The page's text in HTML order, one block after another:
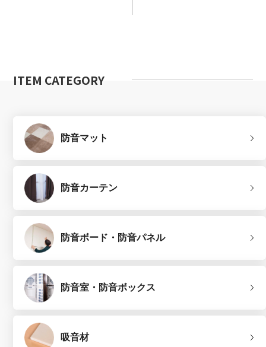
ITEM CATEGORY
防音マット
防音カーテン
防音ボード・防音パネル
防音室・防音ボックス
吸音材